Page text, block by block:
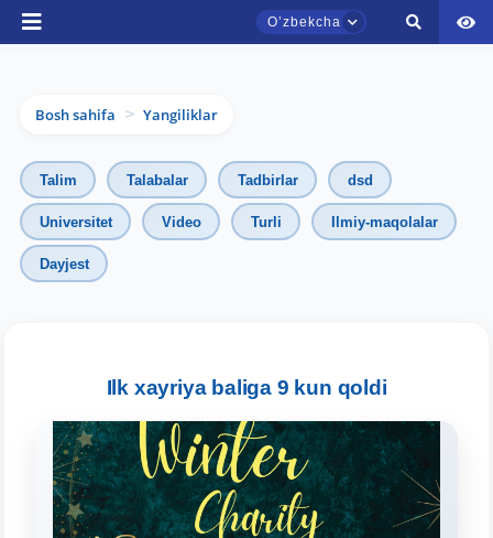
Oʼzbekcha
Bosh sahifa > Yangiliklar
Talim Talabalar Tadbirlar dsd
Universitet Video Turli Ilmiy-maqolalar
Dayjest
Ilk xayriya baliga 9 kun qoldi
TDYU qabul murojaatlari chati
Onlayn
Qabul bo'yicha murojaatlaringizni ushbu
chatda qoldiring.
Mavzuni tanlang — keyin shu mavzudagi aniq
savollar chiqadi: